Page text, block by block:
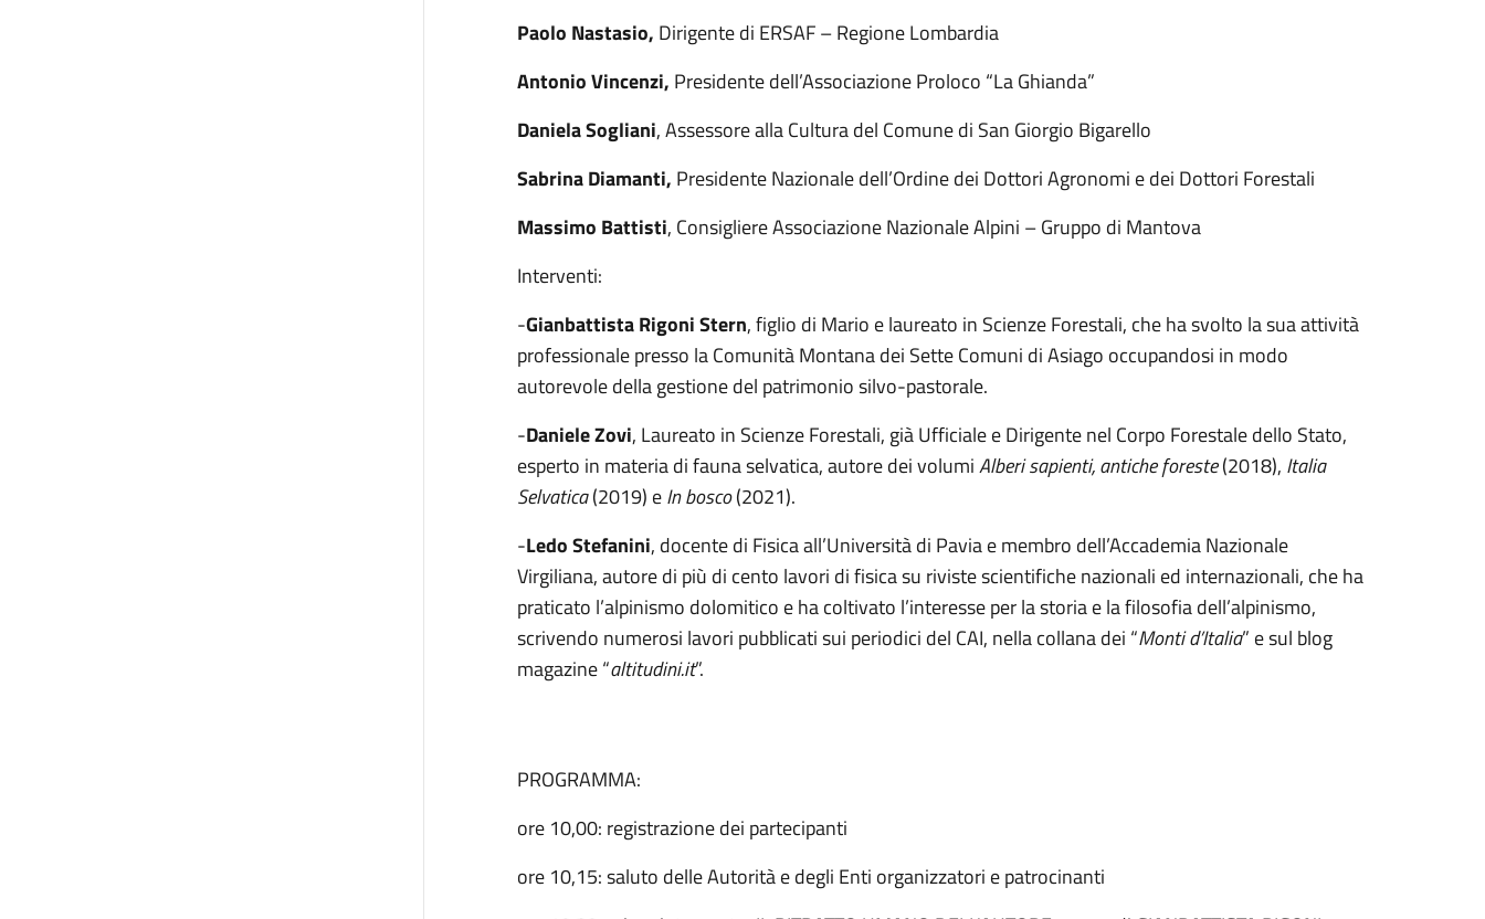
Paolo Nastasio, Dirigente di ERSAF – Regione Lombardia
Antonio Vincenzi, Presidente dell’Associazione Proloco “La Ghianda”
Daniela Sogliani, Assessore alla Cultura del Comune di San Giorgio Bigarello
Sabrina Diamanti, Presidente Nazionale dell’Ordine dei Dottori Agronomi e dei Dottori Forestali
Massimo Battisti, Consigliere Associazione Nazionale Alpini – Gruppo di Mantova
Interventi:
-Gianbattista Rigoni Stern, figlio di Mario e laureato in Scienze Forestali, che ha svolto la sua attività
professionale presso la Comunità Montana dei Sette Comuni di Asiago occupandosi in modo
autorevole della gestione del patrimonio silvo-pastorale.
-Daniele Zovi, Laureato in Scienze Forestali, già Ufficiale e Dirigente nel Corpo Forestale dello Stato,
esperto in materia di fauna selvatica, autore dei volumiAlberi sapienti, antiche foreste(2018), Italia
Selvatica(2019) eIn bosco(2021).
-Ledo Stefanini, docente di Fisica all’Università di Pavia e membro dell’Accademia Nazionale
Virgiliana, autore di più di cento lavori di fisica su riviste scientifiche nazionali ed internazionali, che ha
praticato l’alpinismo dolomitico e ha coltivato l’interesse per la storia e la filosofia dell’alpinismo,
scrivendo numerosi lavori pubblicati sui periodici del CAI, nella collana dei “Monti d’Italia” e sul blog
magazine “altitudini.it”.
PROGRAMMA:
ore 10,00: registrazione dei partecipanti
ore 10,15: saluto delle Autorità e degli Enti organizzatori e patrocinanti